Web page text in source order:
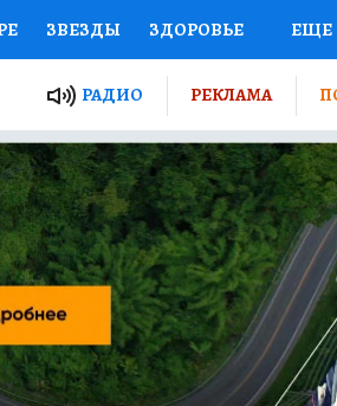
ЗВЕЗДЫ ЗДОРОВЬЕ
ПРОЕКТЫ РОССИИ
ПУТЕВОДИТЕЛЬ
ТУРИЗМ
ВСЕ О КП РАДИО КП
ЕЩЕ
РАДИО РЕКЛАМА